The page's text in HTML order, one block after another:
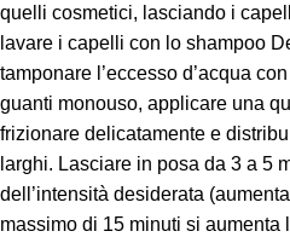
quelli cosmetici, lasciando i
lavare i capelli con lo shampoo
tamponare l’eccesso d’acqua
guanti monouso, applicare una
frizionare delicatamente e
larghi. Lasciare in posa da 3 a 5
dell’intensità desiderata
massimo di 15 minuti si aumenta